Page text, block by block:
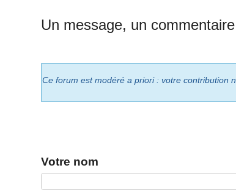
Un message, un
Ce forum est modéré a priori : votre contribution
Votre nom